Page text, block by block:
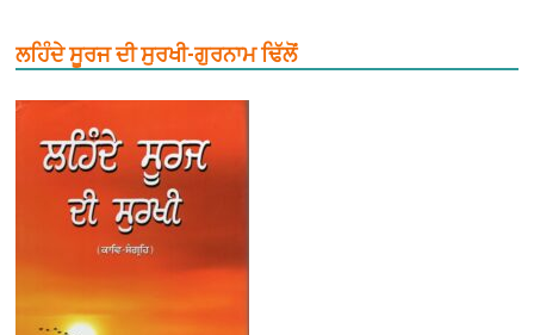
ਲਹਿੰਦੇ ਸੂਰਜ ਦੀ ਸੁਰਖੀ-ਗੁਰਨਾਮ ਢਿੱਲੋਂ